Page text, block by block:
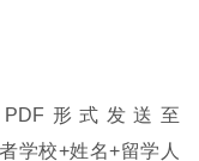
形式发送至
学校+姓名+留学人